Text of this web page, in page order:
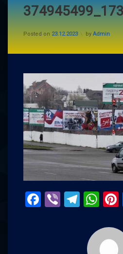
Posted on 23.12.2023 by Admin
Facebook
Viber